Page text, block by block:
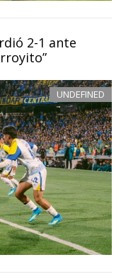
2-1 ante
UNDEFINED